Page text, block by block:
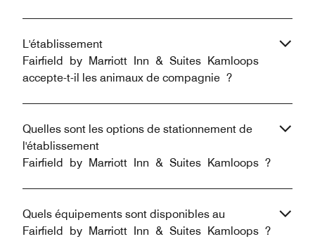
L'établissement
Fairfield by Marriott Inn & Suites Kamloops
accepte-t-il les animaux de compagnie ?
Quelles sont les options de stationnement de
l'établissement
Fairfield by Marriott Inn & Suites Kamloops ?
Quels équipements sont disponibles au
Fairfield by Marriott Inn & Suites Kamloops ?